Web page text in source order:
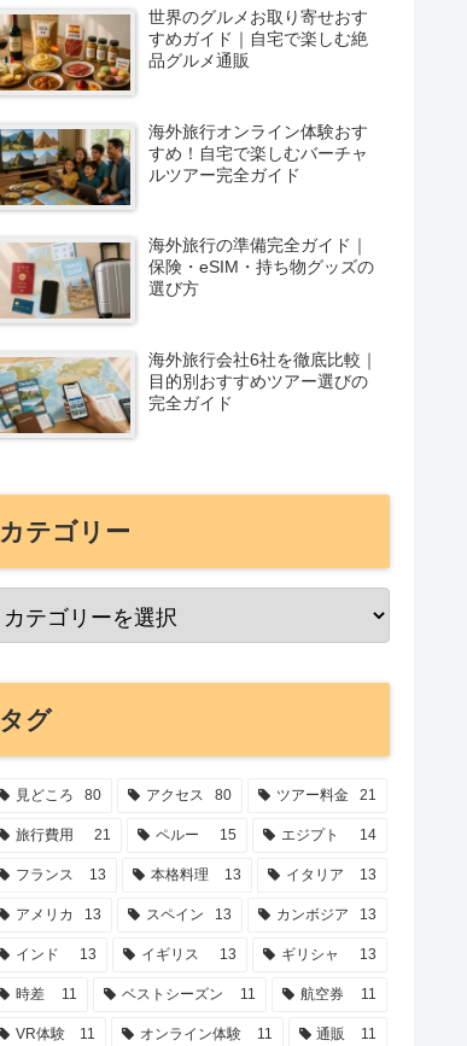
世界のグルメお取り寄せおす
すめガイド｜自宅で楽しむ絶
品グルメ通販
海外旅行オンライン体験おす
すめ！自宅で楽しむバーチャ
ルツアー完全ガイド
海外旅行の準備完全ガイド｜
保険・eSIM・持ち物グッズの
選び方
海外旅行会社6社を徹底比較｜
目的別おすすめツアー選びの
完全ガイド
カテゴリー
タグ
見どころ 80 アクセス 80 ツアー料金 21
旅行費用 21 ペルー 15 エジプト 14
フランス 13 本格料理 13 イタリア 13
アメリカ 13 スペイン 13 カンボジア 13
インド 13 イギリス 13 ギリシャ 13
時差 11 ベストシーズン 11 航空券 11
VR体験 11 オンライン体験 11 通販 11